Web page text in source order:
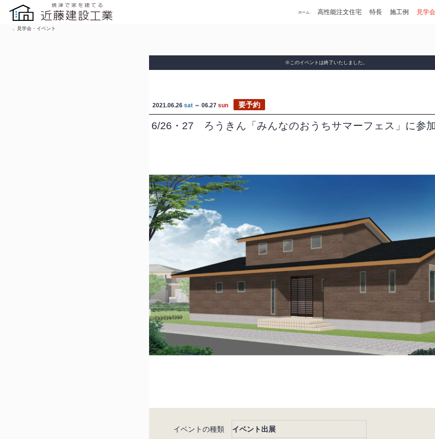
ホーム 高性能注文住宅 特長 施工例 見学
見学会・イベント
※このイベントは終了いたしました。
2021.06.26 sat ～ 06.27 sun 要予約
6/26・27 ろうきん「みんなのおうちサマーフェス」に参
イベントの種類 イベント出展